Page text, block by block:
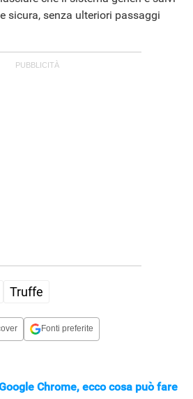
sicura, senza ulteriori passaggi
Truffe
Fonti preferite
Chrome, ecco cosa può fare